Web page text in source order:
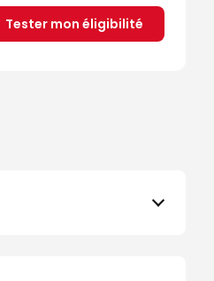
Tester mon éligibilité